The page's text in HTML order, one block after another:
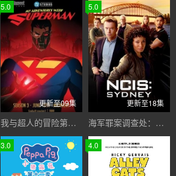
5.0
更新至09集
我与超人的冒险第三季
5.0
更新至18集
海军罪案调查处：悉尼第三季
3.0 4.0